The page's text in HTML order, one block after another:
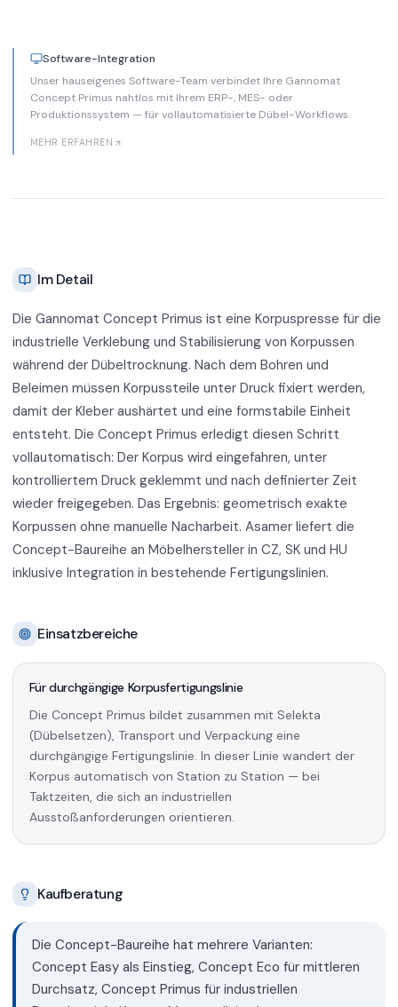
Software-Integration
Unser hauseigenes Software-Team verbindet Ihre Gannomat
Concept Primus nahtlos mit Ihrem ERP-, MES- oder
Produktionssystem — für vollautomatisierte Dübel-Workflows.
MEHR ERFAHREN
Im Detail
Die Gannomat Concept Primus ist eine Korpuspresse für die
industrielle Verklebung und Stabilisierung von Korpussen
während der Dübeltrocknung. Nach dem Bohren und
Beleimen müssen Korpussteile unter Druck fixiert werden,
damit der Kleber aushärtet und eine formstabile Einheit
entsteht. Die Concept Primus erledigt diesen Schritt
vollautomatisch: Der Korpus wird eingefahren, unter
kontrolliertem Druck geklemmt und nach definierter Zeit
wieder freigegeben. Das Ergebnis: geometrisch exakte
Korpussen ohne manuelle Nacharbeit. Asamer liefert die
Concept-Baureihe an Möbelhersteller in CZ, SK und HU
inklusive Integration in bestehende Fertigungslinien.
Einsatzbereiche
Für durchgängige Korpusfertigungslinie
Die Concept Primus bildet zusammen mit Selekta
(Dübelsetzen), Transport und Verpackung eine
durchgängige Fertigungslinie. In dieser Linie wandert der
Korpus automatisch von Station zu Station — bei
Taktzeiten, die sich an industriellen
Ausstoßanforderungen orientieren.
Kaufberatung
Die Concept-Baureihe hat mehrere Varianten:
Concept Easy als Einstieg, Concept Eco für mittleren
Durchsatz, Concept Primus für industriellen